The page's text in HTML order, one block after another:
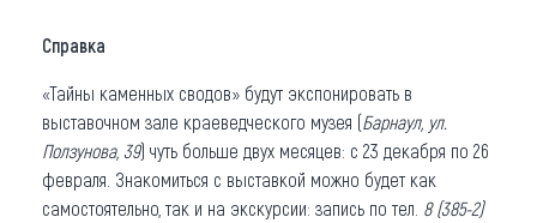
Справка
«Тайны каменных сводов» будут экспонировать в
выставочном зале краеведческого музея (Барнаул, ул.
Ползунова, 39) чуть больше двух месяцев: с 23 декабря по 26
февраля. Знакомиться с выставкой можно будет как
самостоятельно, так и на экскурсии: запись по тел. 8 (385-2)